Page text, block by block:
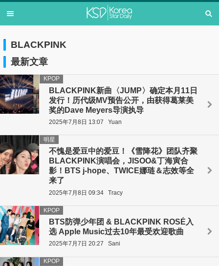
BLACKPINK
最新文章
BLACKPINK新曲〈JUMP〉确定本月11日
发行！历代级MV预告公开，由获得葛莱美
奖的Dave Meyers导演执导
KPOP
2025年7月8日 13:07 Yuan
不愧是爱豆中的爱豆！《雪降花》团队齐聚
BLACKPINK演唱会，JISOO&丁海寅合
影！BTS j-hope、TWICE娜琏＆志效等全
来了
明星
2025年7月8日 09:34 Tracy
BTS防弹少年团 & BLACKPINK ROSÉ入
选 Apple Music过去10年最受欢迎歌曲
KPOP
2025年7月7日 20:27 Sani
KPOP